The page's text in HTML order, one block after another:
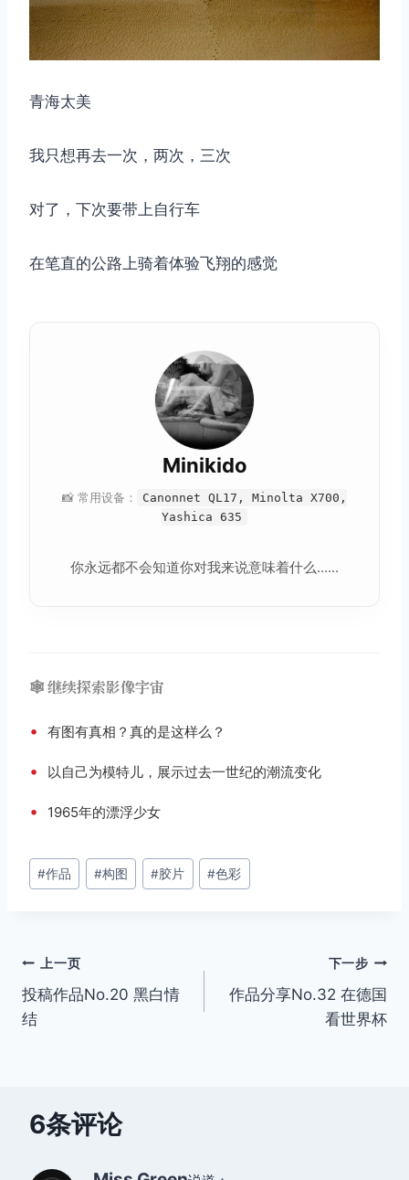
青海太美
我只想再去一次，两次，三次
对了，下次要带上自行车
在笔直的公路上骑着体验飞翔的感觉
Minikido
📸 常用设备：
Canonnet QL17, Minolta X700,
Yashica 635
你永远都不会知道你对我来说意味着什么......
🕸️ 继续探索影像宇宙
• 有图有真相？真的是这样么？
• 以自己为模特儿，展示过去一世纪的潮流变化
• 1965年的漂浮少女
文
章
#作品 #构图 #胶片 #色彩
文
章
上一页
投稿作品No.20 黑白情
结
下一步
作品分享No.32 在德国
看世界杯
6条评论
取消 搜索